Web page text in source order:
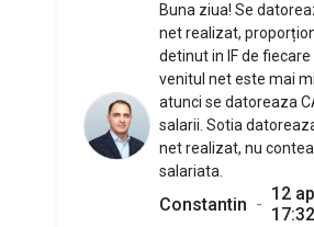
Buna ziua! Se
net realizat,
detinut in IF de
venitul net este mai
atunci se datoreaza
salarii. Sotia
net realizat, nu
salariata.
Constantin - 12
17:32